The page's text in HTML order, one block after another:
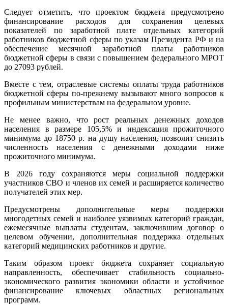
Следует отметить, что проектом бюджета предусмотрено
финансирование расходов для сохранения целевых
показателей по заработной плате отдельных категорий
работников бюджетной сферы по указам Президента РФ и на
обеспечение месячной заработной платы работников
бюджетной сферы в связи с повышением федерального МРОТ
до 27093 рублей.
Вместе с тем, отраслевые системы оплаты труда работников
бюджетной сферы по-прежнему вызывают много вопросов к
профильным министерствам на федеральном уровне.
Не менее важно, что рост реальных денежных доходов
населения в размере 105,5% и индексация прожиточного
минимума до 18750 р. на душу населения, позволит снизить
численность населения с денежными доходами ниже
прожиточного минимума.
В 2026 году сохраняются меры социальной поддержки
участников СВО и членов их семей и расширяется количество
получателей этих мер.
Предусмотрены дополнительные меры поддержки
многодетных семей и наиболее уязвимых категорий граждан,
ежемесячные выплаты студентам, заключившим договор о
целевом обучении, дополнительная поддержка отдельных
категорий медицинских работников и другие.
Таким образом проект бюджета сохраняет социальную
направленность, обеспечивает стабильность социально-
экономического развития экономики области и устойчивое
финансирование ключевых областных региональных
программ.